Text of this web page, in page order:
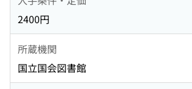
2400円
所蔵機関
国立国会図書館